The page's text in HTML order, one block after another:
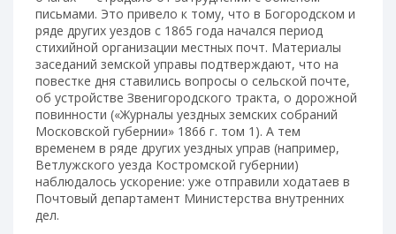
письмами. Это привело к тому, что в Богородском и
ряде других уездов с 1865 года начался период
стихийной организации местных почт. Материалы
заседаний земской управы подтверждают, что на
повестке дня ставились вопросы о сельской почте,
об устройстве Звенигородского тракта, о дорожной
повинности («Журналы уездных земских собраний
Московской губернии» 1866 г. том 1). А тем
временем в ряде других уездных управ (например,
Ветлужского уезда Костромской губернии)
наблюдалось ускорение: уже отправили ходатаев в
Почтовый департамент Министерства внутренних
дел.